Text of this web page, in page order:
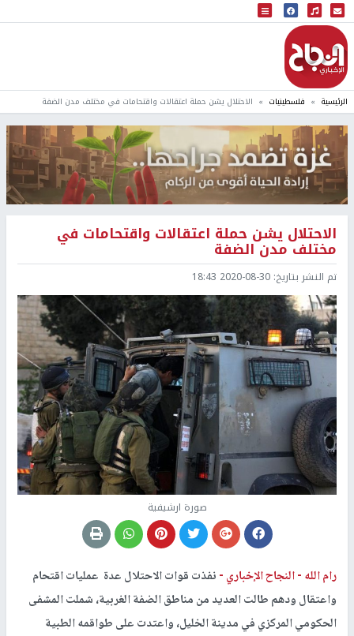
البث المباشر
إذاعة النجاح
الرئيسية فلسطينيات الاحتلال يشن حملة اعتقالات واقتحامات في مختلف مدن الضفة
الاحتلال يشن حملة اعتقالات واقتحامات في
مختلف مدن الضفة
تم النشر بتاريخ: 2020-08-30 18:43
صورة ارشيفية
رام الله -النجاح الإخباري -نفذت قوات الاحتلال عدة عمليات اقتحام
واعتقال ودهم طالت العديد من مناطق الضفة الغربية، شملت المشفى
الحكومي المركزي في مدينة الخليل، واعتدت على طواقمه الطبية